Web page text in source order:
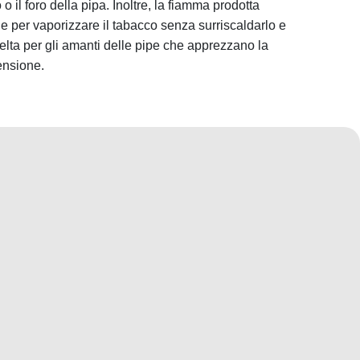
il foro della pipa. Inoltre, la fiamma prodotta
per vaporizzare il tabacco senza surriscaldarlo e
per gli amanti delle pipe che apprezzano la